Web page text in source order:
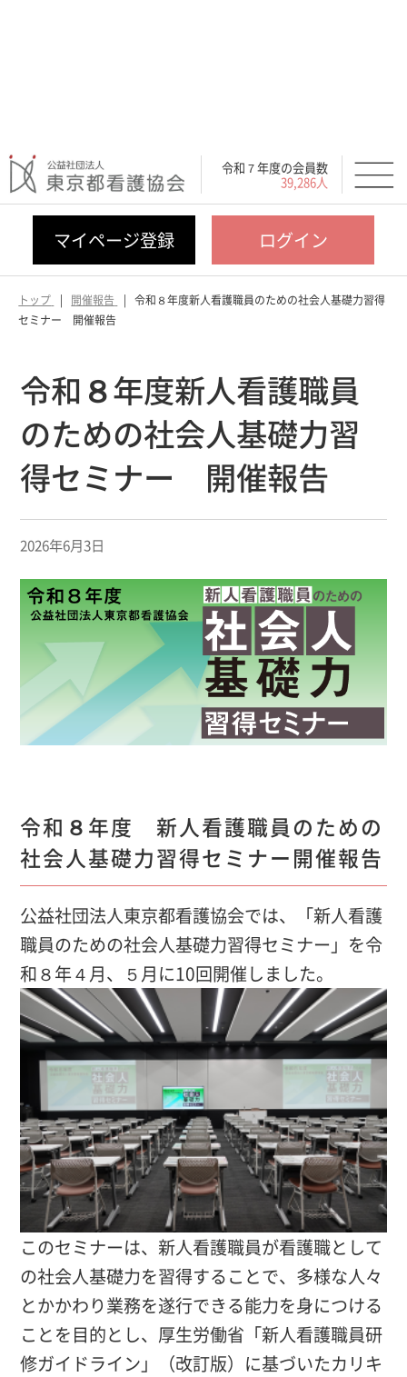
令和７年度の会員数
39,286人
マイページ登録 ログイン
トップ 開催報告
令和８年度新人看護職員のための社会人基礎力習得
セミナー 開催報告
令和８年度新人看護職員
のための社会人基礎力習
得セミナー 開催報告
2026年6月3日
令和８年度 新人看護職員のための
社会人基礎力習得セミナー開催報告
公益社団法人東京都看護協会では、「新人看護
職員のための社会人基礎力習得セミナー」を令
和８年４月、５月に10回開催しました。
このセミナーは、新人看護職員が看護職として
の社会人基礎力を習得することで、多様な人々
とかかわり業務を遂行できる能力を身につける
ことを目的とし、厚生労働省「新人看護職員研
修ガイドライン」（改訂版）に基づいたカリキ